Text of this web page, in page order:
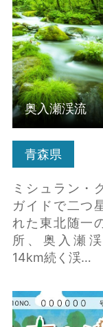
青森県
ミシュラン・
ガイドで二つ
れた東北随一
所、奥入瀬
14km続く渓…
はこちら
奥入瀬渓
カッパ捕獲許
細はこちら